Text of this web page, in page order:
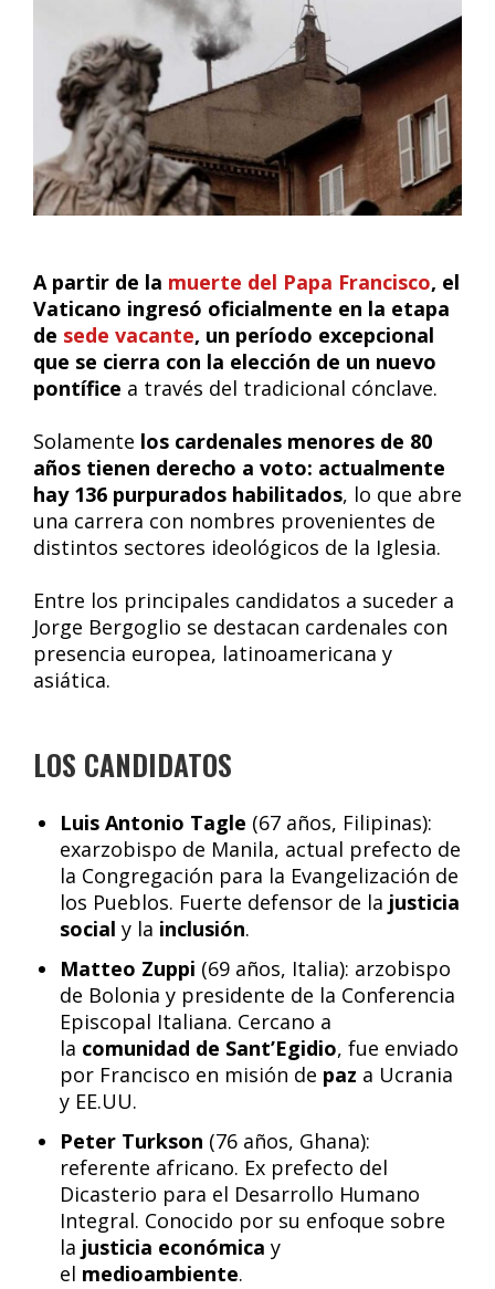
A partir de la muerte del Papa Francisco, el
Vaticano ingresó oficialmente en la etapa
de sede vacante, un período excepcional
que se cierra con la elección de un nuevo
pontífice a través del tradicional cónclave.
Solamente los cardenales menores de 80
años tienen derecho a voto: actualmente
hay 136 purpurados habilitados, lo que abre
una carrera con nombres provenientes de
distintos sectores ideológicos de la Iglesia.
Entre los principales candidatos a suceder a
Jorge Bergoglio se destacan cardenales con
presencia europea, latinoamericana y
asiática.
LOS CANDIDATOS
Luis Antonio Tagle (67 años, Filipinas):
exarzobispo de Manila, actual prefecto de
la Congregación para la Evangelización de
los Pueblos. Fuerte defensor de la justicia
social y la inclusión.
Matteo Zuppi (69 años, Italia): arzobispo
de Bolonia y presidente de la Conferencia
Episcopal Italiana. Cercano a
la comunidad de Sant’Egidio, fue enviado
por Francisco en misión de paz a Ucrania
y EE.UU.
Peter Turkson (76 años, Ghana):
referente africano. Ex prefecto del
Dicasterio para el Desarrollo Humano
Integral. Conocido por su enfoque sobre
la justicia económica y
el medioambiente.